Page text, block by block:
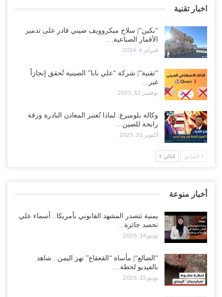
اخبار تقنية
“بكين“| سلاح ميكروويف صيني قادر على تدمير
الأقمار الصناعية…
فبراير 6, 2026
“تقنية“| شركة “علي بابا” الصينية تُحقق إنجازاً
غير…
نوفمبر 13, 2025
وكالة بلومبرغ: لماذا تُعتبر المعادن النادرة ورقة
رابحة للصين…
أكتوبر 31, 2025
السابق التالي
أخبار منوعة
يمنية تتصدر المشهد القانوني بأمريكا.. أسماء علي
تحصد جائزة…
يونيو 16, 2026
“الضالع“| مأساة “القعقاع” تهز اليمن.. شاهد
بالفيديو لحظة…
يونيو 13, 2026